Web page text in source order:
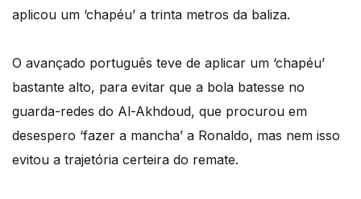
aplicou um ‘chapéu’ a trinta metros da baliza.
O avançado português teve de aplicar um ‘chapéu’
bastante alto, para evitar que a bola batesse no
guarda-redes do Al-Akhdoud, que procurou em
desespero ‘fazer a mancha’ a Ronaldo, mas nem isso
evitou a trajetória certeira do remate.